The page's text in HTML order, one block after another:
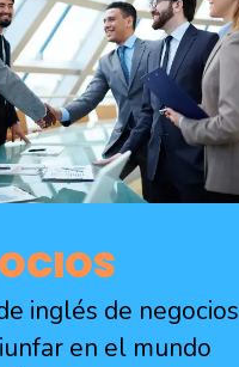
inglés de negocios
en el mundo